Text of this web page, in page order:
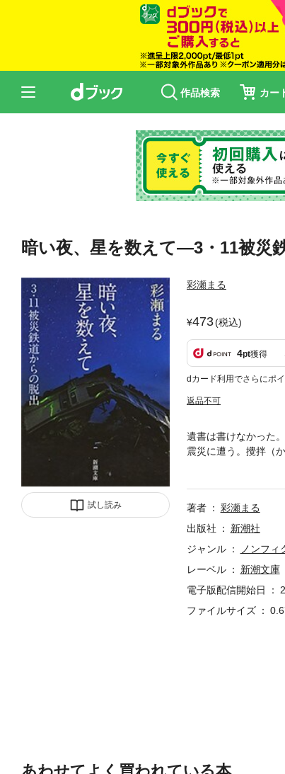
作品検索 カー
暗い夜、星を数えて—3・11被災
試し読み
彩瀬まる
473(税込)
4pt獲得
dカード利用でさらにポ
返品不可
遺書は書けなかった
震災に遭う。攪拌（
夜、町は跡形もなく
著者
彩瀬まる
出版社
新潮社
ジャンル
ノンフィ
レーベル
新潮文庫
電子版配信開始日
ファイルサイズ